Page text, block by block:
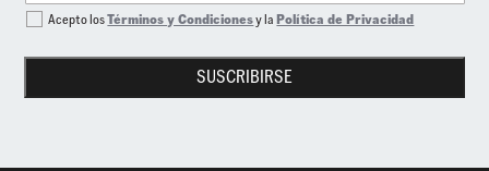
SUSCRIBIRSE
Acepto losTérminos y Condicionesy laPolítica de Privacidad